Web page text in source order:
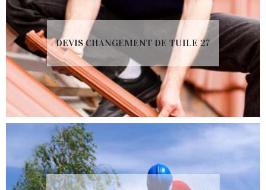
DEVIS CHANGEMENT DE TUILE 27